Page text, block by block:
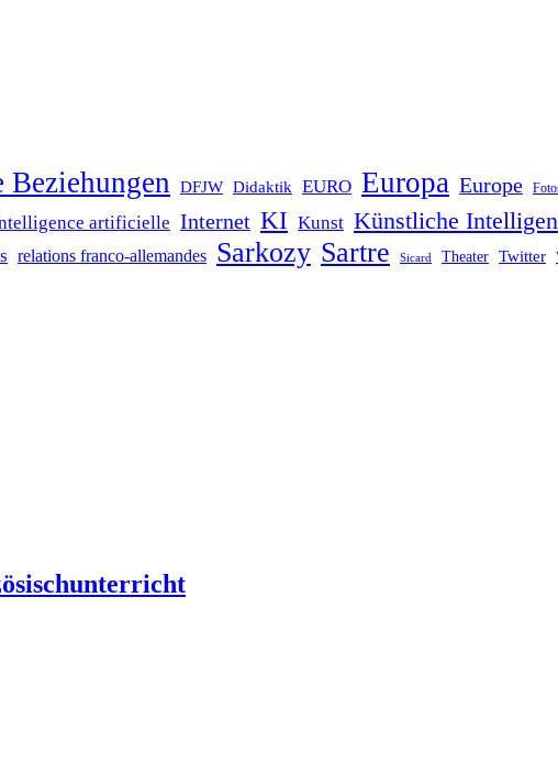
Beziehungen DFJW Didaktik EURO Europa Europe
artificielle Internet KI Kunst Künstliche
relations franco-allemandes Sarkozy Sartre Sicard Theater Twitter